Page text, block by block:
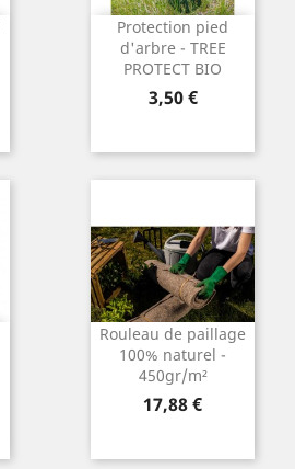
Protection pied
d'arbre - TREE
PROTECT BIO
Prix
3,50 €
Rouleau de paillage
100% naturel -
450gr/m²
Prix
17,88 €